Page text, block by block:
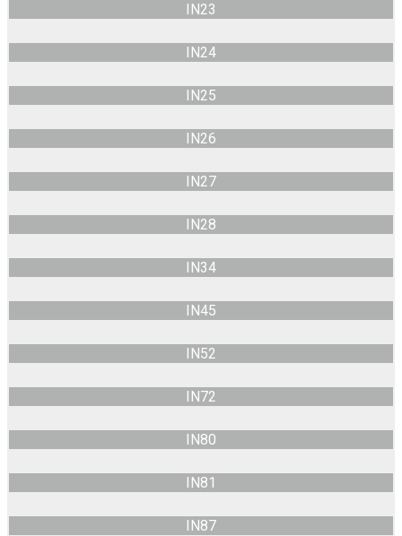
IN23
IN24
IN25
IN26
IN27
IN28
IN34
IN45
IN52
IN72
IN80
IN81
IN87